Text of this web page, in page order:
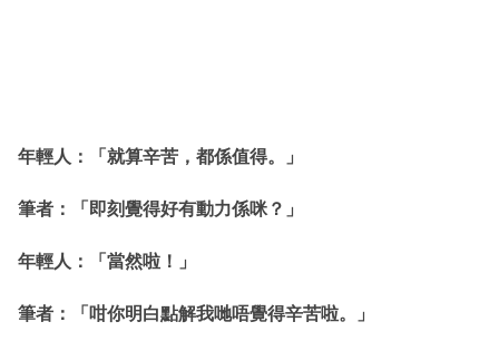
年輕人：「就算辛苦，都係值得。」
筆者：「即刻覺得好有動力係咪？」
年輕人：「當然啦！」
筆者：「咁你明白點解我哋唔覺得辛苦啦。」